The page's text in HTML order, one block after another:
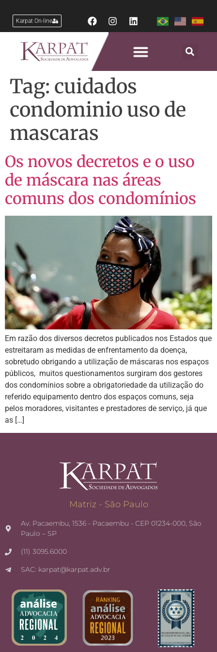
Karpat On-line
Tag: cuidados
condominio uso de
mascaras
Os novos decretos e o uso
de máscara nas áreas
comuns dos condomínios
Em razão dos diversos decretos publicados nos Estados que
estreitaram as medidas de enfrentamento da doença,
sobretudo obrigando a utilização de máscaras nos espaços
públicos, muitos questionamentos surgiram dos gestores
dos condomínios sobre a obrigatoriedade da utilização do
referido equipamento dentro dos espaços comuns, seja
pelos moradores, visitantes e prestadores de serviço, já que
as […]
Matriz - São Paulo
Av. Pacaembu, 1536 - Pacaembu - CEP 01234-000, São
Paulo – SP
(11) 3095.6000
SAC: karpat@karpat.adv.br